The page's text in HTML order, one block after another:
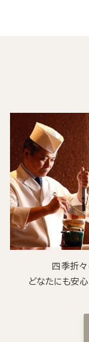
四季折
どなたにも安